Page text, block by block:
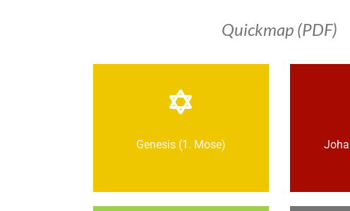
Quickmap (PDF)
Genesis (1. Mose)